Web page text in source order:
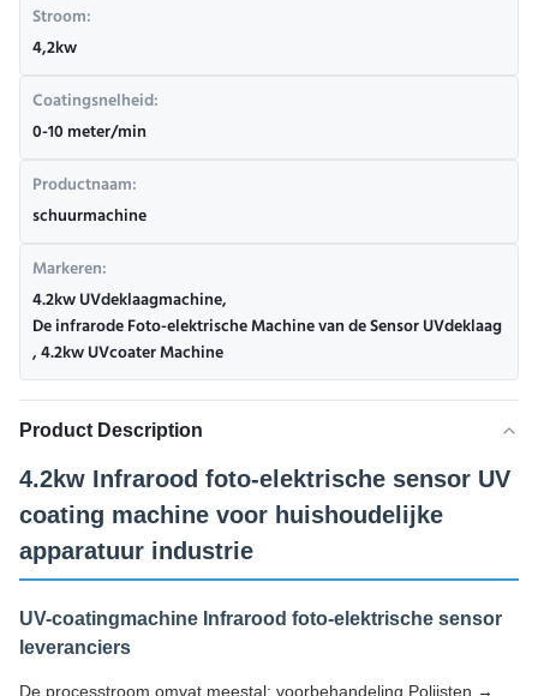
Stroom:
4,2kw
Coatingsnelheid:
0-10 meter/min
Productnaam:
schuurmachine
Markeren:
4.2kw UVdeklaagmachine,
De infrarode Foto-elektrische Machine van de Sensor UVdeklaag
,4.2kw UVcoater Machine
Product Description
4.2kw Infrarood foto-elektrische sensor UV
coating machine voor huishoudelijke
apparatuur industrie
UV-coatingmachine Infrarood foto-elektrische sensor
leveranciers
De processtroom omvat meestal: voorbehandeling,Polijsten →